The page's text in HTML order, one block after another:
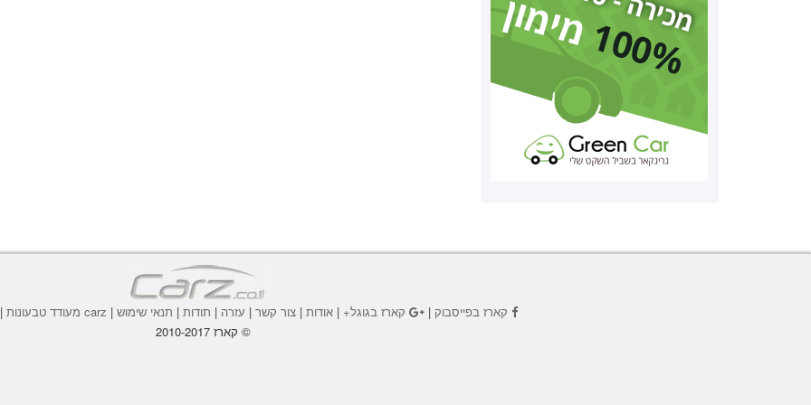
קארז בפייסבוק | קארז בגוגל+ | אודות | צור קשר | עזרה | תודות | תנאי שימוש | carz מעודד טבעונות |
© קארז 2010-2017